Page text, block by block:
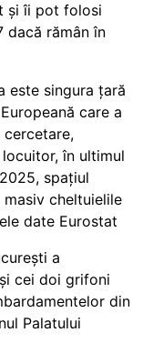
și îi pot folosi
dacă rămân în
este singura țară
care a
cercetare,
în ultimul
spațiul
cheltuielile
date Eurostat
a
cei doi grifoni
din
Palatului